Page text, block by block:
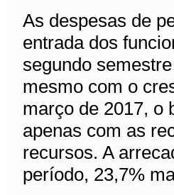
As despesas de
entrada dos
segundo
mesmo com o
março de 2017, o
apenas com as
recursos. A
período, 23,7%